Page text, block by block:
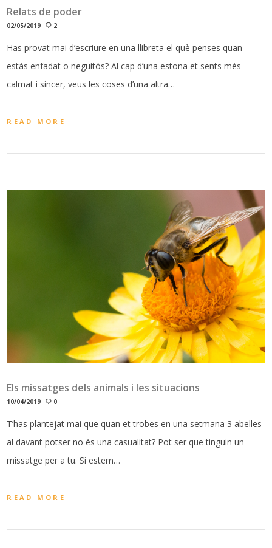
Relats de poder
02/05/2019 2
Has provat mai d’escriure en una llibreta el què penses quan
estàs enfadat o neguitós? Al cap d’una estona et sents més
calmat i sincer, veus les coses d’una altra…
READ MORE
Els missatges dels animals i les situacions
10/04/2019 0
T’has plantejat mai que quan et trobes en una setmana 3 abelles
al davant potser no és una casualitat? Pot ser que tinguin un
missatge per a tu. Si estem…
READ MORE